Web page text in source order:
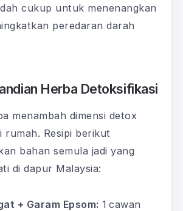
cukup untuk menenangkan
peredaran darah
Herba Detoksifikasi
menambah dimensi detox
rumah. Resipi berikut
bahan semula jadi yang
di dapur Malaysia:
+ Garam Epsom: 1 cawan